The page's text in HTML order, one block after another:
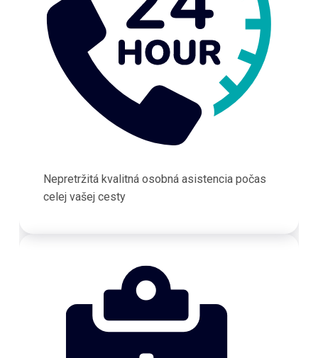
Nepretržitá kvalitná osobná asistencia počas
celej vašej cesty